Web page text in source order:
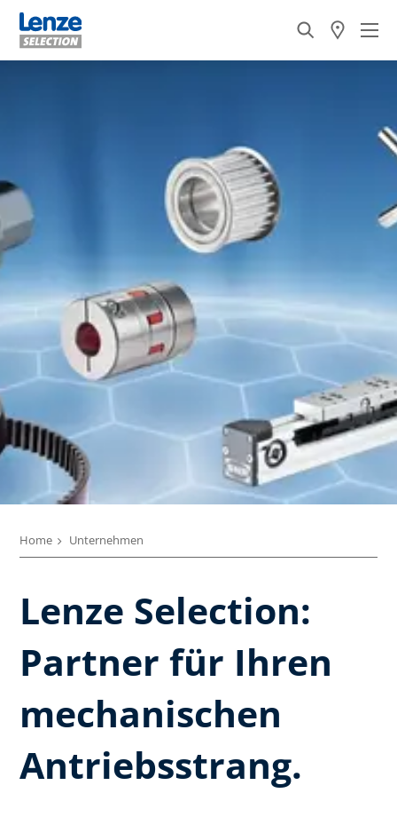
Home Unternehmen
Lenze Selection:
Partner für Ihren
mechanischen
Antriebsstrang.